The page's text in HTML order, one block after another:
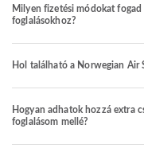
Milyen fizetési módokat
foglalásokhoz?
Hol található a Norwegian Air
Hogyan adhatok hozzá extra
foglalásom mellé?